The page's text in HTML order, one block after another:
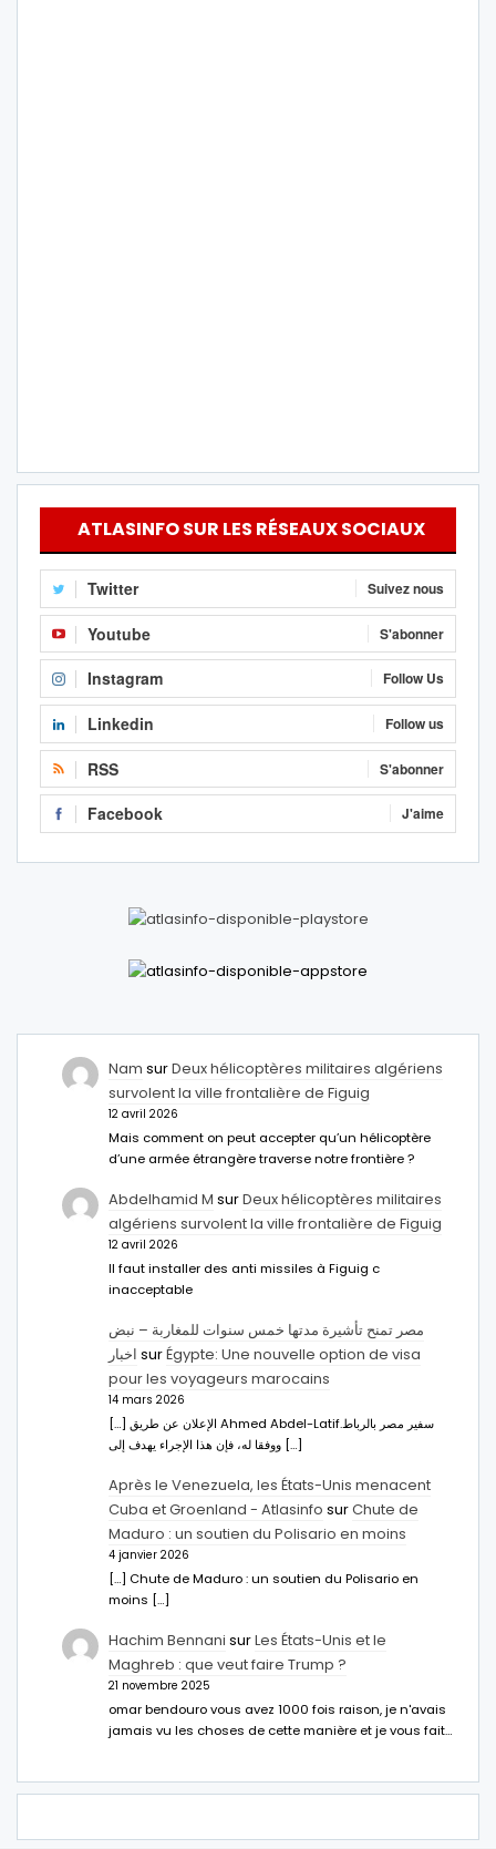
ATLASINFO SUR LES RÉSEAUX SOCIAUX
Twitter Suivez nous
Youtube S'abonner
Instagram Follow Us
Linkedin Follow us
RSS S'abonner
Facebook J'aime
Nam surDeux hélicoptères militaires algériens
survolent la ville frontalière de Figuig
12 avril 2026
Mais comment on peut accepter qu’un hélicoptère
d’une armée étrangère traverse notre frontière ?
Abdelhamid M surDeux hélicoptères militaires
algériens survolent la ville frontalière de Figuig
12 avril 2026
Il faut installer des anti missiles à Figuig c
inacceptable
مصر تمنح تأشيرة مدتها خمس سنوات للمغاربة – نبض
اخبار surÉgypte: Une nouvelle option de visa
pour les voyageurs marocains
14 mars 2026
[…] الإعلان عن طريق Ahmed Abdel-Latifسفير مصر بالرباط.
ووفقا له، فإن هذا الإجراء يهدف إلى […]
Après le Venezuela, les États-Unis menacent
Cuba et Groenland - Atlasinfo surChute de
Maduro : un soutien du Polisario en moins
4 janvier 2026
[…] Chute de Maduro : un soutien du Polisario en
moins […]
Hachim Bennani surLes États-Unis et le
Maghreb : que veut faire Trump ?
21 novembre 2025
omar bendouro vous avez 1000 fois raison, je n'avais
jamais vu les choses de cette manière et je vous fait…